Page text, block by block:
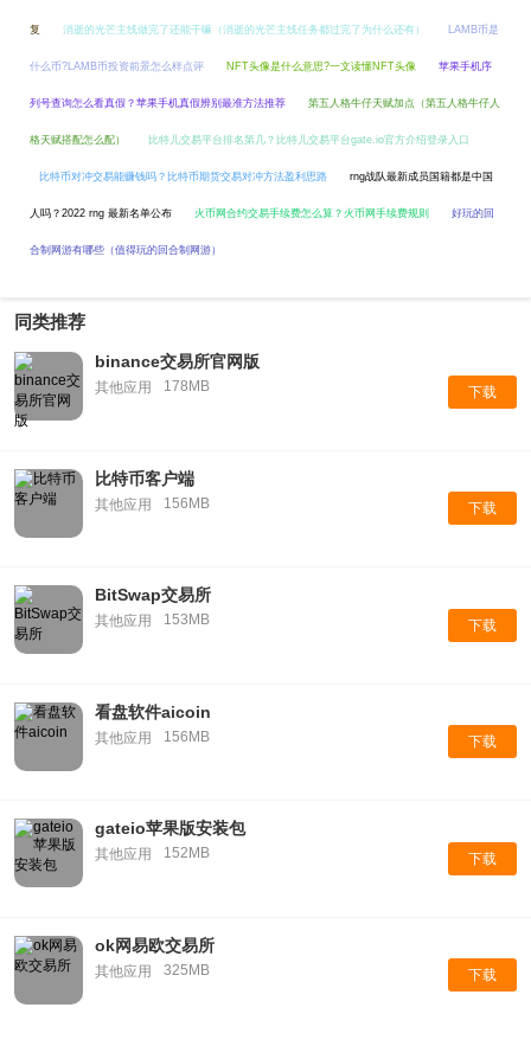
复 消逝的光芒主线做完了还能干嘛（消逝的光芒主线任务都过完了为什么还有） LAMB币是
什么币?LAMB币投资前景怎么样点评 NFT头像是什么意思?一文读懂NFT头像 苹果手机序
列号查询怎么看真假？苹果手机真假辨别最准方法推荐 第五人格牛仔天赋加点（第五人格牛仔人
格天赋搭配怎么配） 比特儿交易平台排名第几？比特儿交易平台gate.io官方介绍登录入口
比特币对冲交易能赚钱吗？比特币期货交易对冲方法盈利思路 rng战队最新成员国籍都是中国
人吗？2022 rng 最新名单公布 火币网合约交易手续费怎么算？火币网手续费规则 好玩的回
合制网游有哪些（值得玩的回合制网游）
同类推荐
binance交易所官网版
其他应用 178MB 下载
比特币客户端
其他应用 156MB 下载
BitSwap交易所
其他应用 153MB 下载
看盘软件aicoin
其他应用 156MB 下载
gateio苹果版安装包
其他应用 152MB 下载
ok网易欧交易所
其他应用 325MB 下载